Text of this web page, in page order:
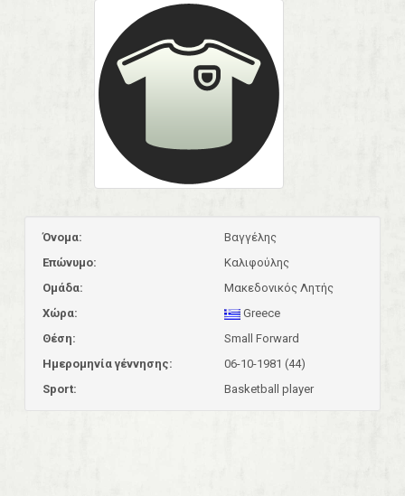
Όνομα:
Βαγγέλης
Επώνυμο:
Καλιφούλης
Ομάδα:
Μακεδονικός Λητής
Χώρα:
Greece
Θέση:
Small Forward
Ημερομηνία γέννησης:
06-10-1981 (44)
Sport:
Basketball player